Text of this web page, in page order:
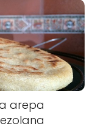
arepa